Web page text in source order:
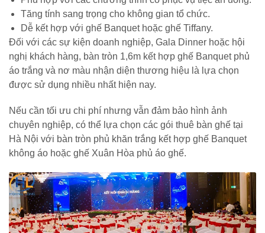
Tăng tính sang trọng cho không gian tổ chức.
Dễ kết hợp với ghế Banquet hoặc ghế Tiffany.
Đối với các sự kiện doanh nghiệp, Gala Dinner hoặc hội
nghị khách hàng, bàn tròn 1,6m kết hợp ghế Banquet phủ
áo trắng và nơ màu nhận diện thương hiệu là lựa chọn
được sử dụng nhiều nhất hiện nay.
Nếu cần tối ưu chi phí nhưng vẫn đảm bảo hình ảnh
chuyên nghiệp, có thể lựa chọn các gói thuê bàn ghế tại
Hà Nội với bàn tròn phủ khăn trắng kết hợp ghế Banquet
không áo hoặc ghế Xuân Hòa phủ áo ghế.